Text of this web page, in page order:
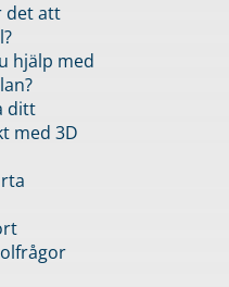
det att
hjälp med
ditt
med 3D